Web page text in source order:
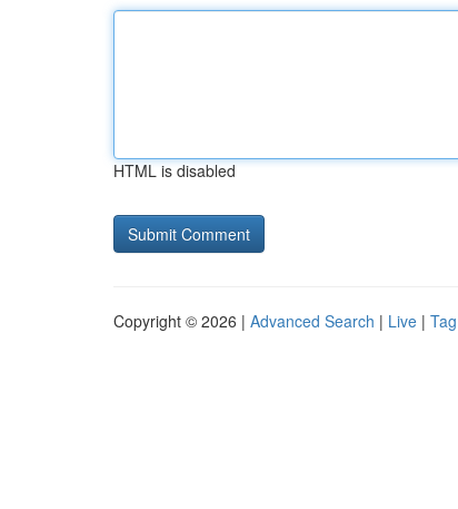
HTML is disabled
Copyright © 2026 | Advanced Search | Live |